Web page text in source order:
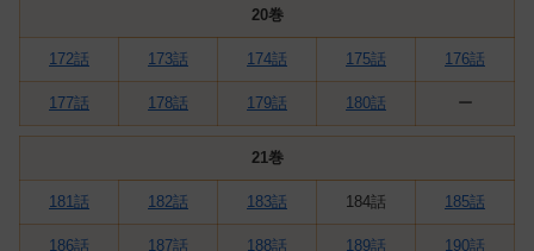
20巻
172話 173話 174話 175話 176話
177話 178話 179話 180話 ー
21巻
181話 182話 183話 184話 185話
186話 187話 188話 189話 190話